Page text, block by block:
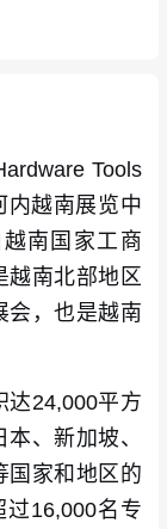
Tools
内越南展览中
南国家工商
越南北部地区
会，也是越南
达24,000平方
、新加坡、
国家和地区的
16,000名专